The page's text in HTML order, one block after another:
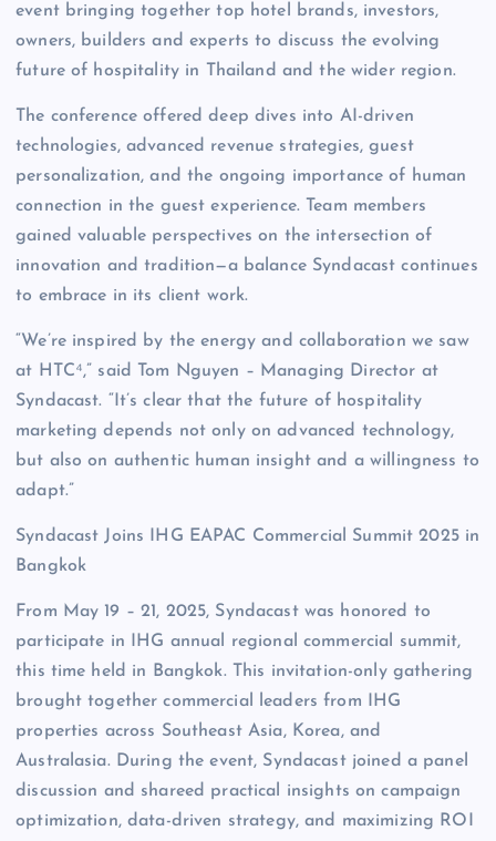
event bringing together top hotel brands, investors,
owners, builders and experts to discuss the evolving
future of hospitality in Thailand and the wider region.
The conference offered deep dives into AI-driven
technologies, advanced revenue strategies, guest
personalization, and the ongoing importance of human
connection in the guest experience. Team members
gained valuable perspectives on the intersection of
innovation and tradition—a balance Syndacast continues
to embrace in its client work.
“We’re inspired by the energy and collaboration we saw
at HTC⁴,” said Tom Nguyen – Managing Director at
Syndacast. “It’s clear that the future of hospitality
marketing depends not only on advanced technology,
but also on authentic human insight and a willingness to
adapt.”
Syndacast Joins IHG EAPAC Commercial Summit 2025 in
Bangkok
From May 19 – 21, 2025, Syndacast was honored to
participate in IHG annual regional commercial summit,
this time held in Bangkok. This invitation-only gathering
brought together commercial leaders from IHG
properties across Southeast Asia, Korea, and
Australasia. During the event, Syndacast joined a panel
discussion and shareed practical insights on campaign
optimization, data-driven strategy, and maximizing ROI